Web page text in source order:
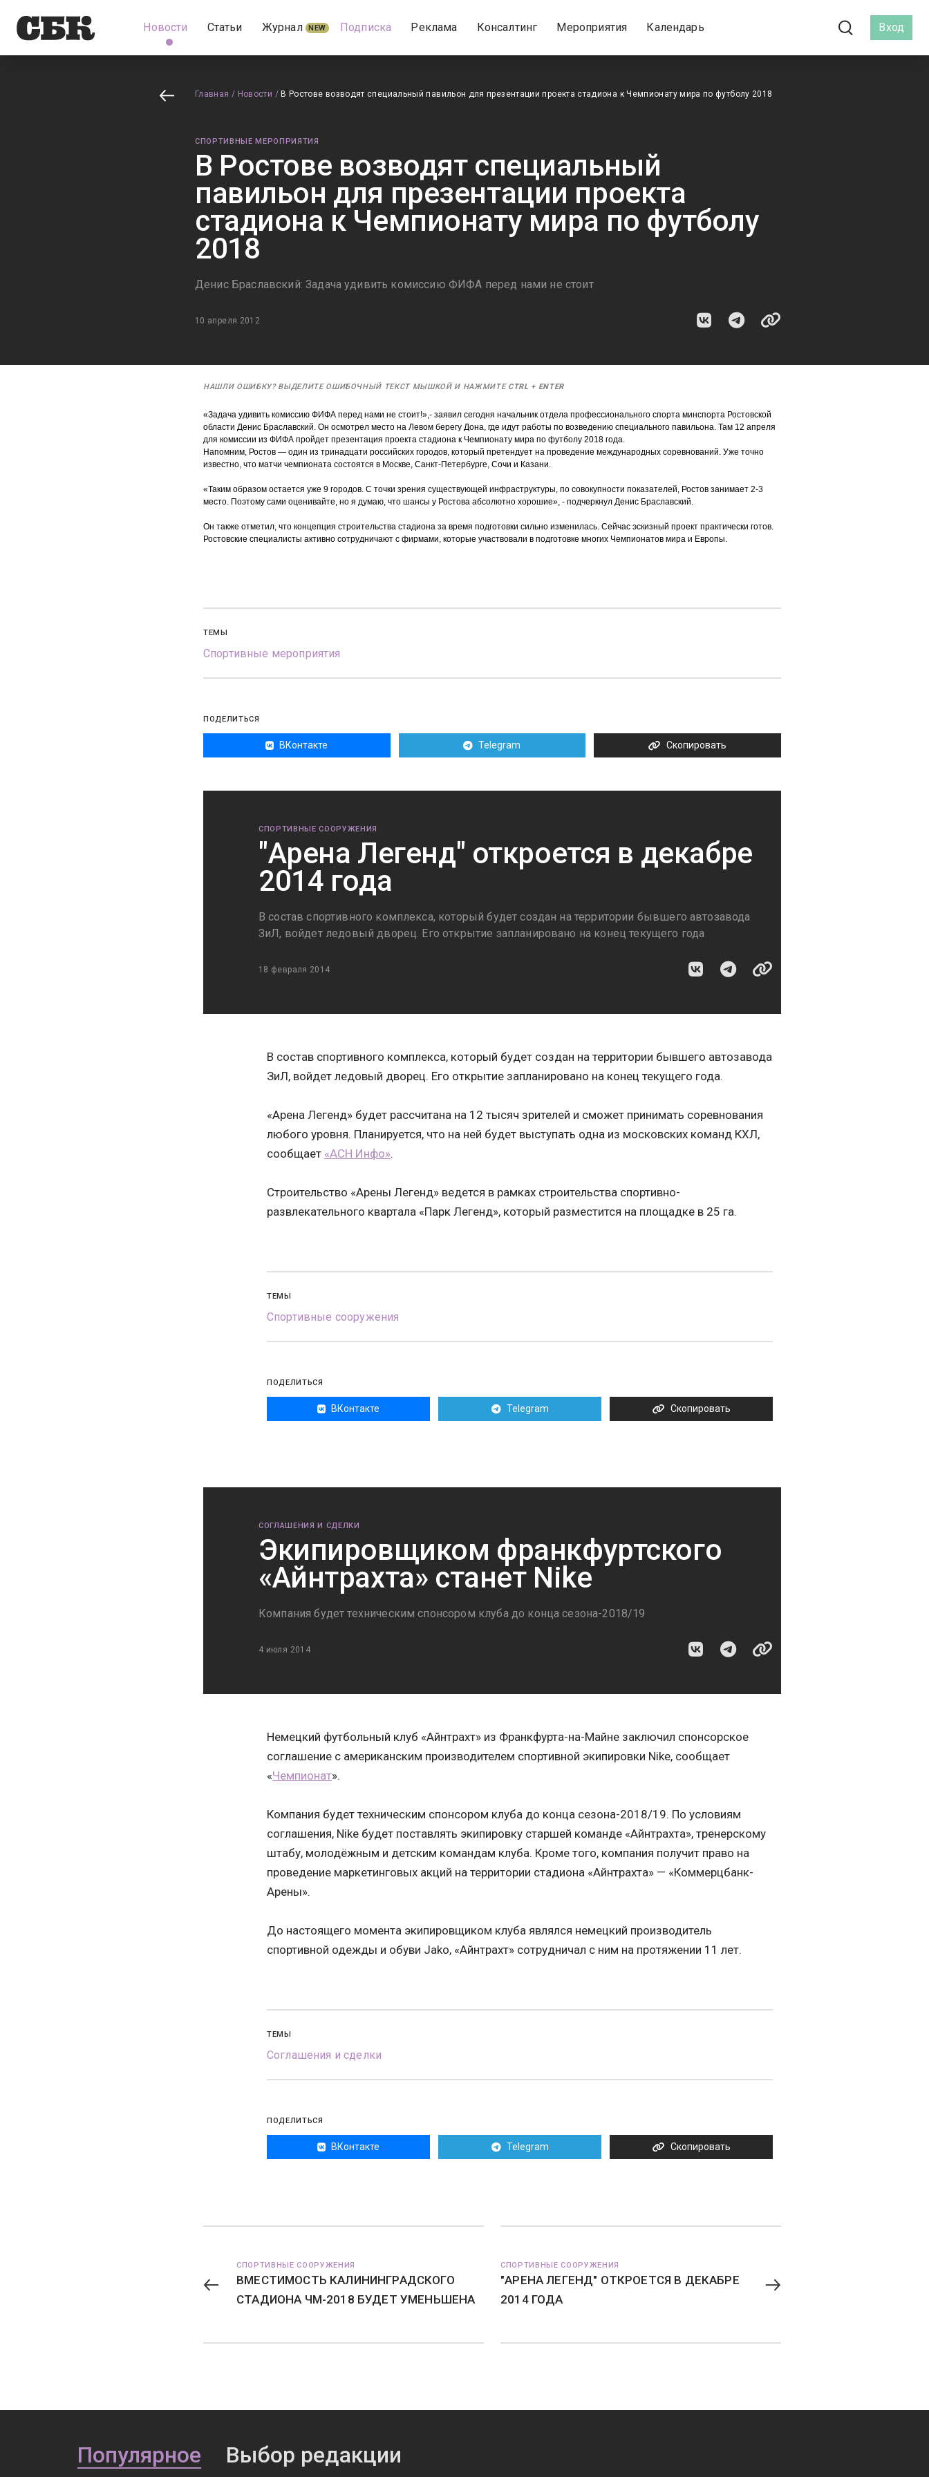
Новости Статьи Журнал NEW Подписка Реклама Консалтинг Мероприятия Календарь Вход
Главная / Новости / В Ростове возводят специальный павильон для презентации проекта стадиона к Чемпионату мира по футболу 2018
СПОРТИВНЫЕ МЕРОПРИЯТИЯ
В Ростове возводят специальный
павильон для презентации проекта
стадиона к Чемпионату мира по футболу
2018
Денис Браславский: Задача удивить комиссию ФИФА перед нами не стоит
10 апреля 2012
НАШЛИ ОШИБКУ? ВЫДЕЛИТЕ ОШИБОЧНЫЙ ТЕКСТ МЫШКОЙ И НАЖМИТЕ CTRL + ENTER
«Задача удивить комиссию ФИФА перед нами не стоит!»,- заявил сегодня начальник отдела профессионального спорта минспорта Ростовской
области Денис Браславский. Он осмотрел место на Левом берегу Дона, где идут работы по возведению специального павильона. Там 12 апреля
для комиссии из ФИФА пройдет презентация проекта стадиона к Чемпионату мира по футболу 2018 года.
Напомним, Ростов — один из тринадцати российских городов, который претендует на проведение международных соревнований. Уже точно
известно, что матчи чемпионата состоятся в Москве, Санкт-Петербурге, Сочи и Казани.
«Таким образом остается уже 9 городов. С точки зрения существующей инфраструктуры, по совокупности показателей, Ростов занимает 2-3
место. Поэтому сами оценивайте, но я думаю, что шансы у Ростова абсолютно хорошие», - подчеркнул Денис Браславский.
Он также отметил, что концепция строительства стадиона за время подготовки сильно изменилась. Сейчас эскизный проект практически готов.
Ростовские специалисты активно сотрудничают с фирмами, которые участвовали в подготовке многих Чемпионатов мира и Европы.
ТЕМЫ
Спортивные мероприятия
ПОДЕЛИТЬСЯ
ВКонтакте Telegram Скопировать
СПОРТИВНЫЕ СООРУЖЕНИЯ
"Арена Легенд" откроется в декабре
2014 года
В состав спортивного комплекса, который будет создан на территории бывшего автозавода
ЗиЛ, войдет ледовый дворец. Его открытие запланировано на конец текущего года
18 февраля 2014
В состав спортивного комплекса, который будет создан на территории бывшего автозавода
ЗиЛ, войдет ледовый дворец. Его открытие запланировано на конец текущего года.
«Арена Легенд» будет рассчитана на 12 тысяч зрителей и сможет принимать соревнования
любого уровня. Планируется, что на ней будет выступать одна из московских команд КХЛ,
сообщает «АСН Инфо».
Строительство «Арены Легенд» ведется в рамках строительства спортивно-
развлекательного квартала «Парк Легенд», который разместится на площадке в 25 га.
ТЕМЫ
Спортивные сооружения
ПОДЕЛИТЬСЯ
ВКонтакте Telegram Скопировать
СОГЛАШЕНИЯ И СДЕЛКИ
Экипировщиком франкфуртского
«Айнтрахта» станет Nike
Компания будет техническим спонсором клуба до конца сезона-2018/19
4 июля 2014
Немецкий футбольный клуб «Айнтрахт» из Франкфурта-на-Майне заключил спонсорское
соглашение с американским производителем спортивной экипировки Nike, сообщает
«Чемпионат».
Компания будет техническим спонсором клуба до конца сезона-2018/19. По условиям
соглашения, Nike будет поставлять экипировку старшей команде «Айнтрахта», тренерскому
штабу, молодёжным и детским командам клуба. Кроме того, компания получит право на
проведение маркетинговых акций на территории стадиона «Айнтрахта» — «Коммерцбанк-
Арены».
До настоящего момента экипировщиком клуба являлся немецкий производитель
спортивной одежды и обуви Jako, «Айнтрахт» сотрудничал с ним на протяжении 11 лет.
ТЕМЫ
Соглашения и сделки
ПОДЕЛИТЬСЯ
ВКонтакте Telegram Скопировать
СПОРТИВНЫЕ СООРУЖЕНИЯ
ВМЕСТИМОСТЬ КАЛИНИНГРАДСКОГО
СТАДИОНА ЧМ-2018 БУДЕТ УМЕНЬШЕНА
СПОРТИВНЫЕ СООРУЖЕНИЯ
"АРЕНА ЛЕГЕНД" ОТКРОЕТСЯ В ДЕКАБРЕ
2014 ГОДА
Популярное Выбор редакции